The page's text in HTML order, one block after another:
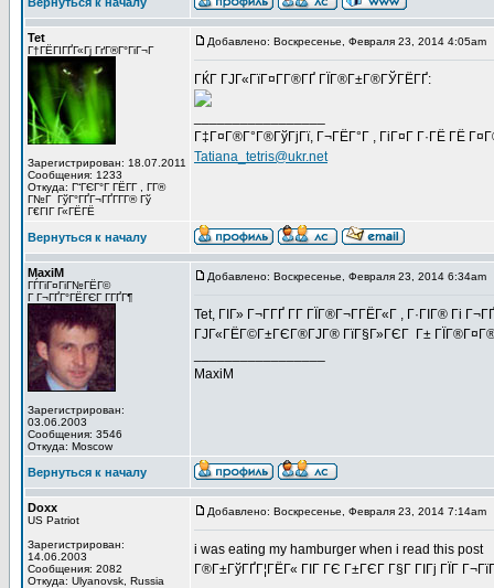
Tet
Г†ГЁГІГҐГ«Гј ГґГ®Г°ГіГ¬Г
Зарегистрирован: 18.07.2011
Сообщения: 1233
Откуда: Г“ГЄГ°Г ГЁГ­Г , Г­Г®
Г№Г ГўГ°ГҐГ¬ГҐГ­Г­Г® Гў
Г€ГІГ Г«ГЁГЁ
Добавлено: Воскресенье, Февраля 23, 2014 4:05am
ГЌГ ГЈГ«ГїГ¤Г­Г®ГҐ ГЇГ®Г±Г®ГЎГЁГҐ:
Г‡Г¤Г®Г°Г®ГўГјГї, Г¬ГЁГ°Г , ГіГ¤Г Г·ГЁ ГЁ
Tatiana_tetris@ukr.net
Вернуться к началу
MaxiM
ГЃГіГ¤ГіГ№ГЁГ©
Г Г¬ГҐГ°ГЁГЄГ Г­ГҐГ¶
Зарегистрирован:
03.06.2003
Сообщения: 3546
Откуда: Moscow
Добавлено: Воскресенье, Февраля 23, 2014 6:34am
Tet, ГІГ» Г¬Г­ГҐ Г­Г ГЇГ®Г¬Г­ГЁГ«Г , Г·ГІГ® Гі
ГЈГ«ГЁГ©Г±ГЄГ®ГЈГ® ГїГ§Г»ГЄГ Г±
MaxiM
Вернуться к началу
Doxx
US Patriot
Зарегистрирован:
14.06.2003
Сообщения: 2082
Откуда: Ulyanovsk, Russia
Добавлено: Воскресенье, Февраля 23, 2014 7:14am
i was eating my hamburger when i read this post
Г®Г±ГўГҐГ¦ГЁГ« ГІГ ГЄ Г±ГЄГ Г§Г ГІГј ГЇГ